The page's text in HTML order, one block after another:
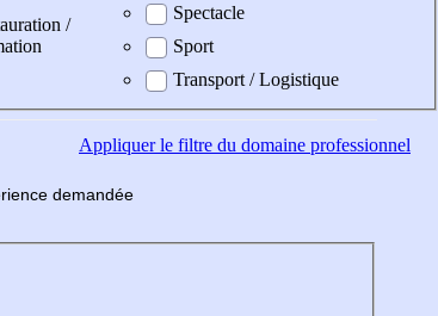
/
Spectacle
Sport
Transport / Logistique
Appliquerle filtre du domaine professionnel
demandée